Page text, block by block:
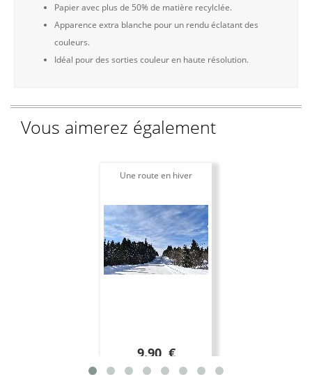
Papier avec plus de 50% de matière recylclée.
Apparence extra blanche pour un rendu éclatant des
couleurs.
Idéal pour des sorties couleur en haute résolution.
Vous aimerez également
Une route en hiver
9.90 €